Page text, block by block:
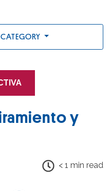
CATEGORY
y
< 1 min read